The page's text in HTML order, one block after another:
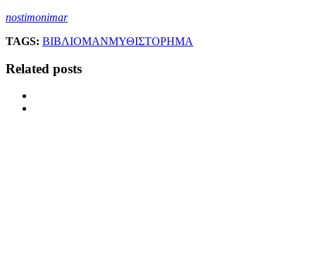
nostimonimar
TAGS: ΒΙΒΛΙΟΜΑΝΜΥΘΙΣΤΟΡΗΜΑ
Related posts